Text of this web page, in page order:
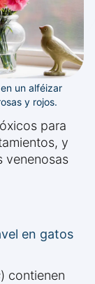
un alféizar
y rojos.
para
y
venenosas
en gatos
) contienen